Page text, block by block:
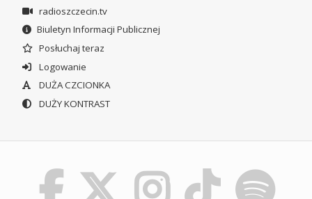
radioszczecin.tv
Biuletyn Informacji Publicznej
Posłuchaj teraz
Logowanie
DUŻA CZCIONKA
DUŻY KONTRAST